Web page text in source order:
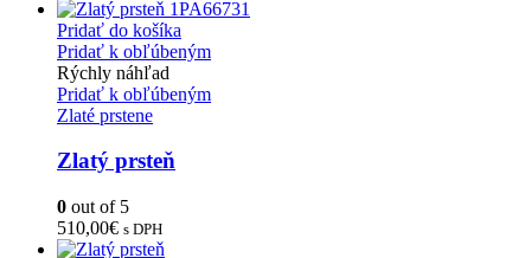
Pridať do košíka
Pridať k obľúbeným
Rýchly náhľad
Pridať k obľúbeným
Zlaté prstene
Zlatý prsteň
0 out of 5
510,00€ s DPH